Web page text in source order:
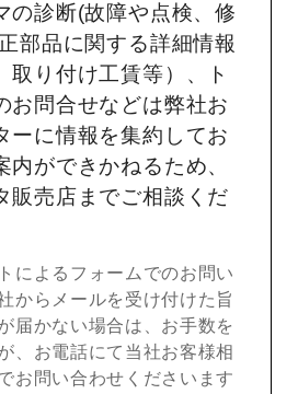
の診断(故障や点検、修
部品に関する詳細情報
取り付け工賃等）、ト
お問合せなどは弊社お
ーに情報を集約してお
内ができかねるため、
販売店までご相談くだ
によるフォームでのお問い
からメールを受け付けた旨
届かない場合は、お手数を
、お電話にて当社お客様相
お問い合わせくださいます